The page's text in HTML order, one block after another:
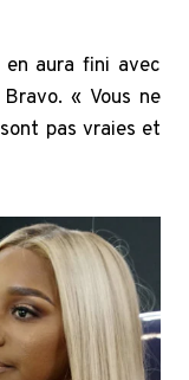
en aura fini avec
« Vous ne
pas vraies et